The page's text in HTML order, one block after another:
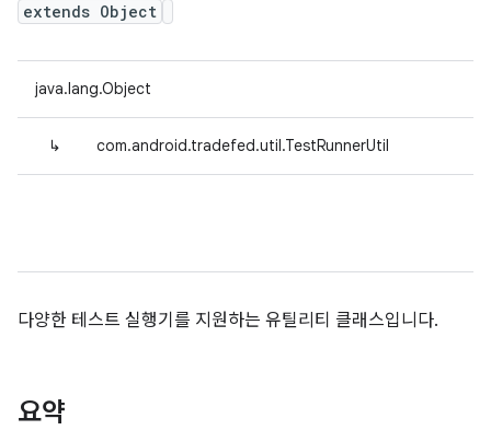
extends Object
java.lang.Object
↳ com.android.tradefed.util.TestRunnerUtil
다양한 테스트 실행기를 지원하는 유틸리티 클래스입니다.
요약